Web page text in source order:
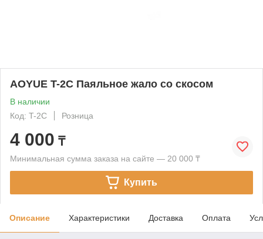
AOYUE T-2C Паяльное жало со скосом
В наличии
Код: T-2C
Розница
4 000 ₸
Минимальная сумма заказа на сайте — 20 000 ₸
Купить
Описание Характеристики Доставка Оплата